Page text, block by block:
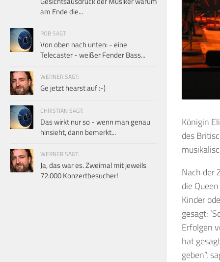
Königin
des
Nach der
die
Kinder
gesagt:
Erfolgen
hat
geben”,
am Ende die...
ROB SAGT:
Von oben nach unten: - eine
Telecaster - weißer Fender Bass...
WERNER SAGT:
Ge jetzt hearst auf :-)
CHRISTIAN SAGT:
Das wirkt nur so - wenn man genau
hinsieht, dann bemerkt...
WERNER SAGT:
Ja, das war es. Zweimal mit jeweils
72.000 Konzertbesucher!